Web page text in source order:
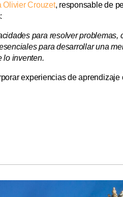
Olivier Crouzet, responsable de
para resolver problemas,
para desarrollar una
lo inventen.
experiencias de